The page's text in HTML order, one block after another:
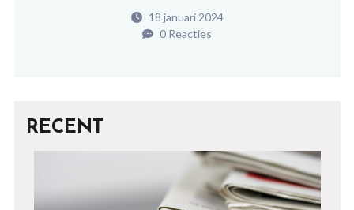
18 januari 2024
0 Reacties
RECENT